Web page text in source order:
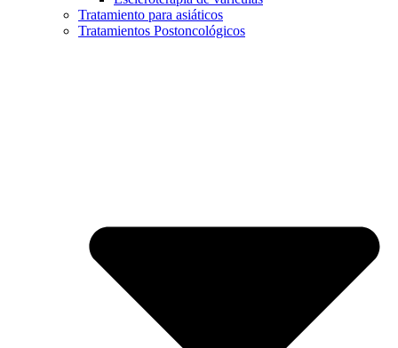
Tratamiento para asiáticos
Tratamientos Postoncológicos